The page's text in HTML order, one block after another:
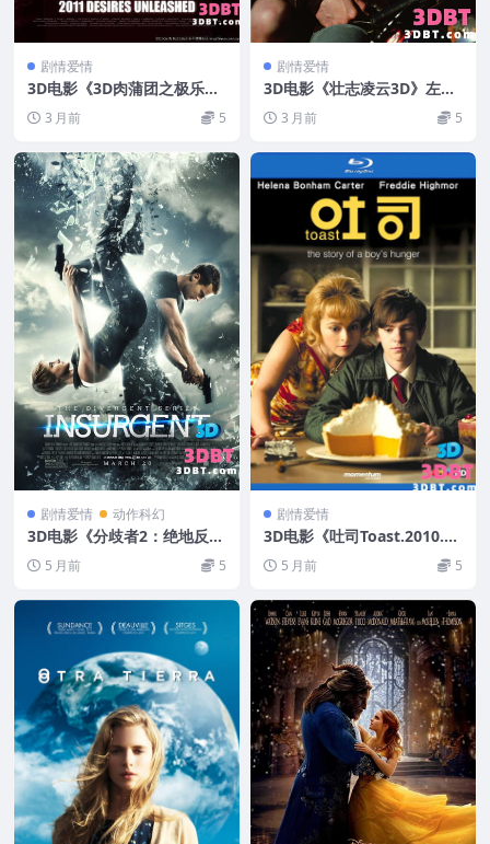
剧情爱情
3D电影《3D肉蒲团之极乐宝
鉴》下载 全球首部3D限制级
电影 网盘下载
3 月前 5
剧情爱情
3D电影《壮志凌云3D》左右
格式 高清网盘下载 VR3D版
电影3 月前 5
剧情爱情 动作科幻
3D电影《分歧者2：绝地反
击》3D版左右格式 高清蓝光
网盘+迅雷 下载
5 月前 5
剧情爱情
3D电影《吐司Toast.2010.Bl
uRay》3D 左右格式 治愈电
影 下载
5 月前 5